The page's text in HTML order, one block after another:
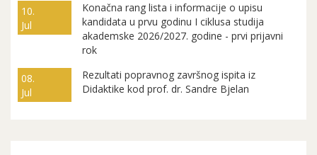
10.
Jul
Konačna rang lista i informacije o upisu
kandidata u prvu godinu I ciklusa studija
akademske 2026/2027. godine - prvi prijavni
rok
08.
Jul
Rezultati popravnog završnog ispita iz
Didaktike kod prof. dr. Sandre Bjelan